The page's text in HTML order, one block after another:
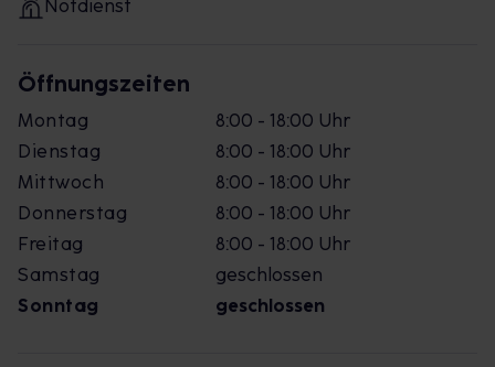
Notdienst
Öffnungszeiten
Montag
8:00 - 18:00 Uhr
Dienstag
8:00 - 18:00 Uhr
Mittwoch
8:00 - 18:00 Uhr
Donnerstag
8:00 - 18:00 Uhr
Freitag
8:00 - 18:00 Uhr
Samstag
geschlossen
Sonntag
geschlossen